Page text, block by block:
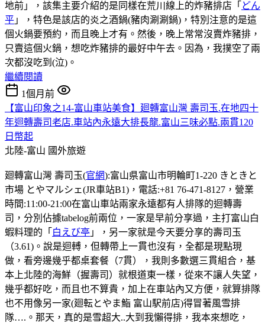
地前」，該集主要介紹的是同樣在荒川線上的炸豬排店「 どん
平 」，特色是該店的炎之酒鍋(豬肉涮涮鍋)，特別注意的是這
個火鍋要預約，而且晚上才有。然後，晚上常常沒賣炸豬排，
只賣這個火鍋，想吃炸豬排的最好中午去。因為，我撲空了兩
次都沒吃到(泣)。
繼續閱讀
1個月前
【富山印象之14-富山車站美食】廻轉富山灣 壽司玉.在地四十
年迴轉壽司老店.車站內永遠大排長龍.富山三味必點.兩貫120
日幣起
北陸-富山 國外旅遊
廻轉富山灣 壽司玉(官網):富山県富山市明輪町1-220 きときと
市場 とやマルシェ(JR車站B1)，電話:+81 76-471-8127，營業
時間:11:00-21:00在富山車站兩家永遠都有人排隊的迴轉壽
司，分別佔據tabelog前兩位，一家是早前分享過，主打富山白
蝦料理的「 白えび亭 」，另一家就是今天要分享的壽司玉
（3.61)。說是迴𨍭，但轉帶上一貫也沒有，全都是現點現
做，看旁邊幾乎都桌套餐（7貫），我則多數選三貫組合，基
本上北陸的海鮮（握壽司）就根道東一樣，從來不讓人失望，
幾乎都好吃，而且也不算貴，加上在車站內又方便，就算排隊
也不用像另一家(廻転とやま鮨 富山駅前店)得冒著風雪排
隊….。那天，真的是雪超大..大到我懶得排，我本來想吃，